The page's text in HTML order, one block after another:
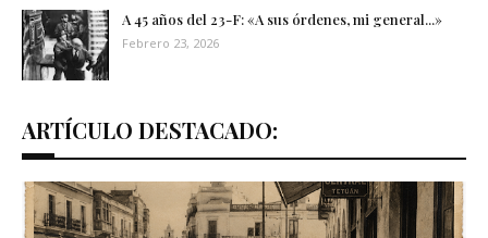
A 45 años del 23-F: «A sus órdenes, mi general...»
Febrero 23, 2026
ARTÍCULO DESTACADO: